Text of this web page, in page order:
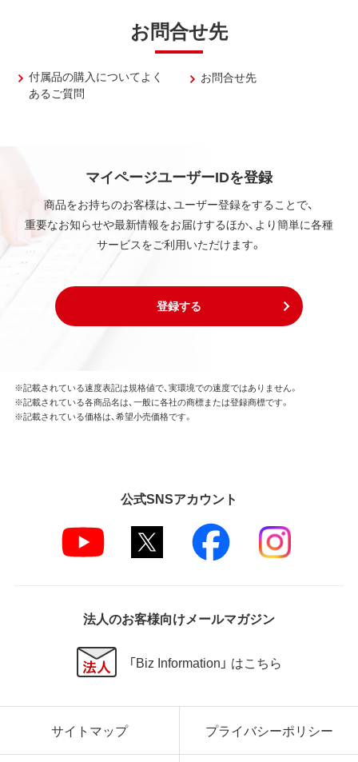
お問合せ先
付属品の購入についてよく
あるご質問
お問合せ先
マイページユーザーIDを登録
商品をお持ちのお客様は、ユーザー登録をすることで、
重要なお知らせや最新情報をお届けするほか、より簡単に各種
サービスをご利用いただけます。
登録する
※記載されている速度表記は規格値で、実環境での速度ではありません。
※記載されている各商品名は、一般に各社の商標または登録商標です。
※記載されている価格は、希望小売価格です。
公式SNSアカウント
法人のお客様向けメールマガジン
「Biz Information」 はこちら
サイトマップ プライバシーポリシー